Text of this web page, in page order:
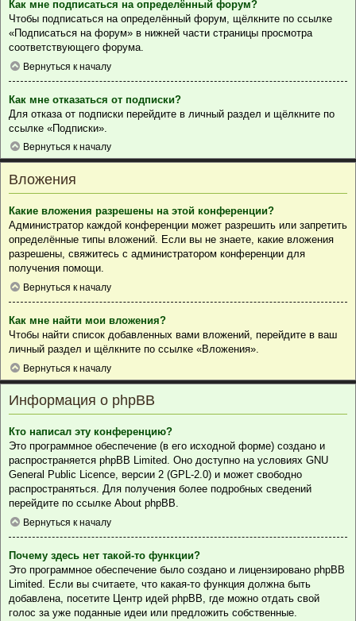
Как мне подписаться на определённый форум?
Чтобы подписаться на определённый форум, щёлкните по ссылке
«Подписаться на форум» в нижней части страницы просмотра
соответствующего форума.
Вернуться к началу
Как мне отказаться от подписки?
Для отказа от подписки перейдите в личный раздел и щёлкните по
ссылке «Подписки».
Вернуться к началу
Вложения
Какие вложения разрешены на этой конференции?
Администратор каждой конференции может разрешить или запретить
определённые типы вложений. Если вы не знаете, какие вложения
разрешены, свяжитесь с администратором конференции для
получения помощи.
Вернуться к началу
Как мне найти мои вложения?
Чтобы найти список добавленных вами вложений, перейдите в ваш
личный раздел и щёлкните по ссылке «Вложения».
Вернуться к началу
Информация о phpBB
Кто написал эту конференцию?
Это программное обеспечение (в его исходной форме) создано и
распространяется phpBB Limited. Оно доступно на условиях GNU
General Public Licence, версии 2 (GPL-2.0) и может свободно
распространяться. Для получения более подробных сведений
перейдите по ссылке About phpBB.
Вернуться к началу
Почему здесь нет такой-то функции?
Это программное обеспечение было создано и лицензировано phpBB
Limited. Если вы считаете, что какая-то функция должна быть
добавлена, посетите Центр идей phpBB, где можно отдать свой
голос за уже поданные идеи или предложить собственные.